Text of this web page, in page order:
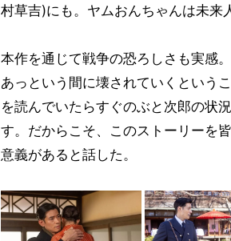
村草吉)にも。ヤムおんちゃんは未来
本作を通じて戦争の恐ろしさも実感
あっという間に壊されていくという
を読んでいたらすぐのぶと次郎の状
す。だからこそ、このストーリーを
意義があると話した。